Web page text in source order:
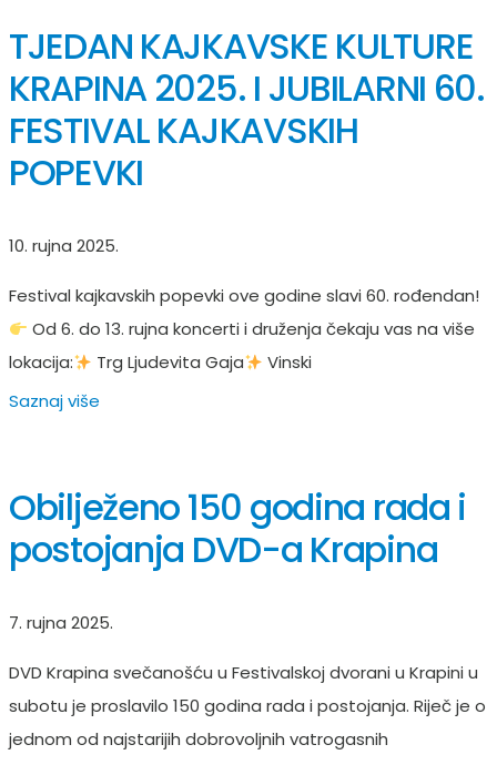
TJEDAN KAJKAVSKE KULTURE
KRAPINA 2025. I JUBILARNI 60.
FESTIVAL KAJKAVSKIH
POPEVKI
10. rujna 2025.
Festival kajkavskih popevki ove godine slavi 60. rođendan!
Od 6. do 13. rujna koncerti i druženja čekaju vas na više
lokacija:
Trg Ljudevita Gaja
Vinski
Saznaj više
Obilježeno 150 godina rada i
postojanja DVD-a Krapina
7. rujna 2025.
DVD Krapina svečanošću u Festivalskoj dvorani u Krapini u
subotu je proslavilo 150 godina rada i postojanja. Riječ je o
jednom od najstarijih dobrovoljnih vatrogasnih